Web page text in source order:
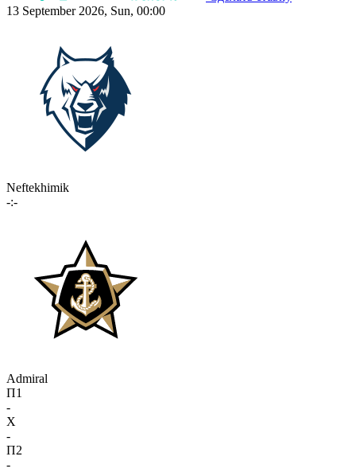
13 September 2026, Sun, 00:00
Neftekhimik
-:-
Admiral
П1
-
X
-
П2
-